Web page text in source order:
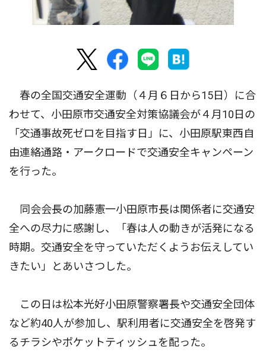
春の全国交通安全運動（４月６日から15日）に合
わせて、小田原市交通安全対策協議会が４月10日の
「交通事故死ゼロを目指す日」に、小田原駅東西自
由連絡通路・アークロードで交通安全キャンペーン
を行った。
同会会長の加藤憲一小田原市長は関係者に交通安
全への尽力に感謝し、「春は人の動きが活発になる
時期。交通安全を守っていただくようお伝えしてい
きたい」とあいさつした。
この日は松本光好小田原警察署長や交通安全団体
など約40人が参加し、駅利用者に交通安全を啓発す
るチラシやポケットティッシュを配った。